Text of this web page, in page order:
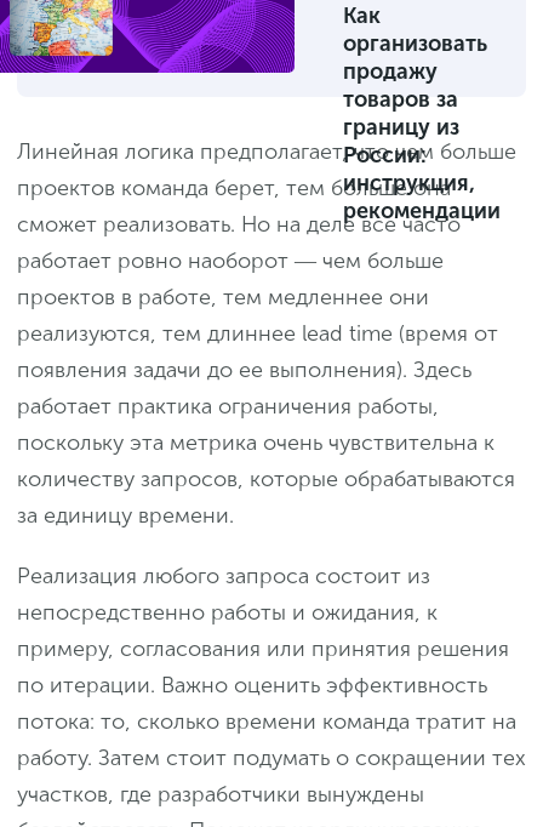
Как
организовать
продажу
товаров за
границу из
России:
инструкция,
рекомендации
Линейная логика предполагает, что чем больше
проектов команда берет, тем больше она
сможет реализовать. Но на деле все часто
работает ровно наоборот ― чем больше
проектов в работе, тем медленнее они
реализуются, тем длиннее lead time (время от
появления задачи до ее выполнения). Здесь
работает практика ограничения работы,
поскольку эта метрика очень чувствительна к
количеству запросов, которые обрабатываются
за единицу времени.
Реализация любого запроса состоит из
непосредственно работы и ожидания, к
примеру, согласования или принятия решения
по итерации. Важно оценить эффективность
потока: то, сколько времени команда тратит на
работу. Затем стоит подумать о сокращении тех
участков, где разработчики вынуждены